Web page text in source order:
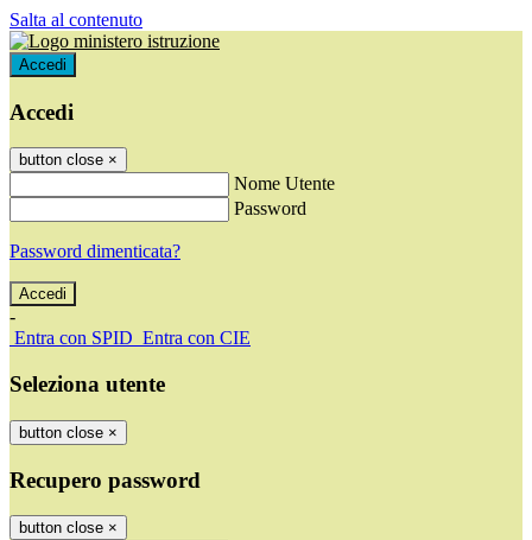
Salta al contenuto
Accedi
Accedi
button close ×
Nome Utente
Password
Password dimenticata?
-
Entra con SPID Entra con CIE
Seleziona utente
button close ×
Recupero password
button close ×